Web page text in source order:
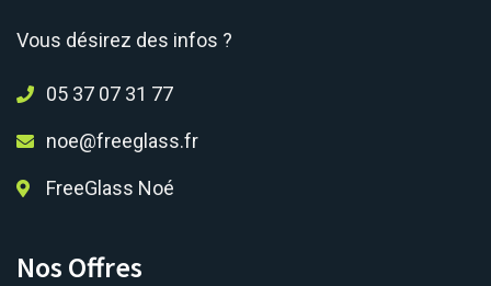
Vous désirez des infos ?
05 37 07 31 77
noe@freeglass.fr
FreeGlass Noé
Nos Offres